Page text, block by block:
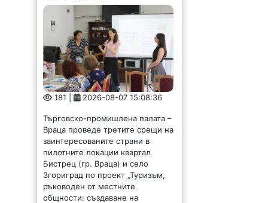
181 | 2026-08-07 15:08:36
Търговско-промишлена палата –
Враца проведе третите срещи на
заинтересованите страни в
пилотните локации квартал
Бистрец (гр. Враца) и село
Згориград по проект „Туризъм,
ръководен от местните
общности: създаване на